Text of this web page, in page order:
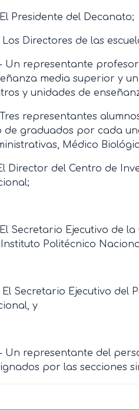
Presidente del Decanato;
Los Directores de las
Un representante
media superior y
y unidades de
representantes
de graduados por cada
Médico
Director del Centro de
Secretario Ejecutivo de
Politécnico
El Secretario Ejecutivo del
y
Un representante del
por las secciones